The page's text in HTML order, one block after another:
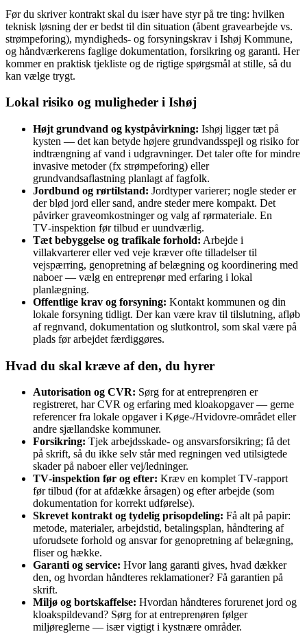
Før du skriver kontrakt skal du især have styr på tre ting: hvilken
teknisk løsning der er bedst til din situation (åbent gravearbejde vs.
strømpeforing), myndigheds‑ og forsyningskrav i Ishøj Kommune,
og håndværkerens faglige dokumentation, forsikring og garanti. Her
kommer en praktisk tjekliste og de rigtige spørgsmål at stille, så du
kan vælge trygt.
Lokal risiko og muligheder i Ishøj
Højt grundvand og kystpåvirkning: Ishøj ligger tæt på
kysten — det kan betyde højere grundvandsspejl og risiko for
indtrængning af vand i udgravninger. Det taler ofte for mindre
invasive metoder (fx strømpeforing) eller
grundvandsaflastning planlagt af fagfolk.
Jordbund og rørtilstand: Jordtyper varierer; nogle steder er
der blød jord eller sand, andre steder mere kompakt. Det
påvirker graveomkostninger og valg af rørmateriale. En
TV‑inspektion før tilbud er uundværlig.
Tæt bebyggelse og trafikale forhold: Arbejde i
villakvarterer eller ved veje kræver ofte tilladelser til
vejspærring, genopretning af belægning og koordinering med
naboer — vælg en entreprenør med erfaring i lokal
planlægning.
Offentlige krav og forsyning: Kontakt kommunen og din
lokale forsyning tidligt. Der kan være krav til tilslutning, afløb
af regnvand, dokumentation og slutkontrol, som skal være på
plads før arbejdet færdiggøres.
Hvad du skal kræve af den, du hyrer
Autorisation og CVR: Sørg for at entreprenøren er
registreret, har CVR og erfaring med kloakopgaver — gerne
referencer fra lokale opgaver i Køge‑/Hvidovre‑området eller
andre sjællandske kommuner.
Forsikring: Tjek arbejdsskade‑ og ansvarsforsikring; få det
på skrift, så du ikke selv står med regningen ved utilsigtede
skader på naboer eller vej/ledninger.
TV‑inspektion før og efter: Kræv en komplet TV‑rapport
før tilbud (for at afdække årsagen) og efter arbejde (som
dokumentation for korrekt udførelse).
Skrevet kontrakt og tydelig prisopdeling: Få alt på papir:
metode, materialer, arbejdstid, betalingsplan, håndtering af
uforudsete forhold og ansvar for genopretning af belægning,
fliser og hække.
Garanti og service: Hvor lang garanti gives, hvad dækker
den, og hvordan håndteres reklamationer? Få garantien på
skrift.
Miljø og bortskaffelse: Hvordan håndteres forurenet jord og
kloakspildevand? Sørg for at entreprenøren følger
miljøreglerne — især vigtigt i kystnære områder.